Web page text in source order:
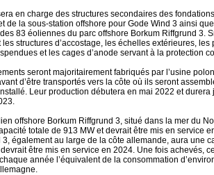
en charge des structures secondaires des
de la sous-station offshore pour Gode Wind 3 ainsi
83 éoliennes du parc offshore Borkum Riffgrund 3.
les structures d’accostage, les échelles extérieures, les
et les cages d’anode servant à la protection
seront majoritairement fabriqués par l’usine
d’être transportés vers la côte où ils seront
Leur production débutera en mai 2022 et durera
offshore Borkum Riffgrund 3, situé dans la mer du
totale de 913 MW et devrait être mis en service
3, également au large de la côte allemande, aura une
être mis en service en 2024. Une fois achevés,
année l’équivalent de la consommation